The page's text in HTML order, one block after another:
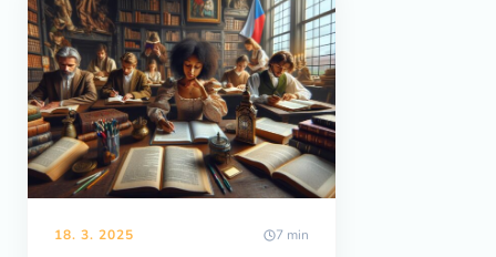
18. 3. 2025 7 min